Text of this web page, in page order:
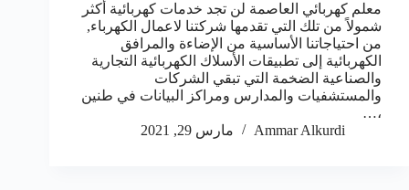
معلم كهربائي العاصمة لن تجد خدمات كهربائية أكثر
شمولاً من تلك التي تقدمها شركتنا لاعمال الكهرباء,
من احتياجاتنا الأساسية من الإضاءة والمرافق
الكهربائية إلى تطبيقات الأسلاك الكهربائية التجارية
والصناعية الضخمة التي تبقي الشركات
والمستشفيات والمدارس ومراكز البيانات في طنين
،…
Ammar Alkurdi
مارس 29, 2021